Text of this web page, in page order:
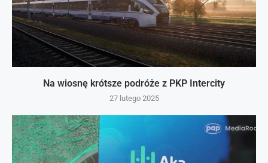
Na wiosnę krótsze podróże z PKP Intercity
27 lutego 2025